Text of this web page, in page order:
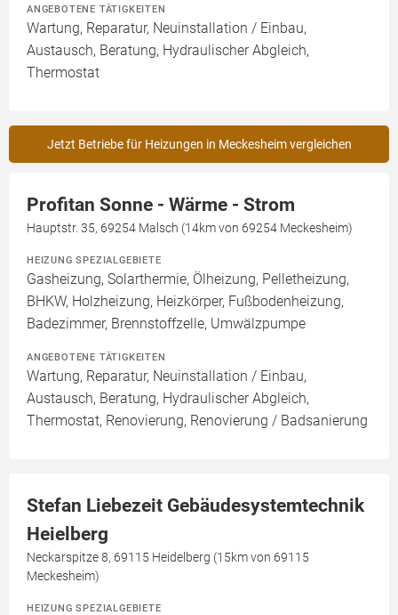
ANGEBOTENE TÄTIGKEITEN
Wartung, Reparatur, Neuinstallation / Einbau,
Austausch, Beratung, Hydraulischer Abgleich,
Thermostat
Jetzt Betriebe für Heizungen in Meckesheim vergleichen
Profitan Sonne - Wärme - Strom
Hauptstr. 35, 69254 Malsch (14km von 69254 Meckesheim)
HEIZUNG SPEZIALGEBIETE
Gasheizung, Solarthermie, Ölheizung, Pelletheizung,
BHKW, Holzheizung, Heizkörper, Fußbodenheizung,
Badezimmer, Brennstoffzelle, Umwälzpumpe
ANGEBOTENE TÄTIGKEITEN
Wartung, Reparatur, Neuinstallation / Einbau,
Austausch, Beratung, Hydraulischer Abgleich,
Thermostat, Renovierung, Renovierung / Badsanierung
Stefan Liebezeit Gebäudesystemtechnik
Heielberg
Neckarspitze 8, 69115 Heidelberg (15km von 69115
Meckesheim)
HEIZUNG SPEZIALGEBIETE